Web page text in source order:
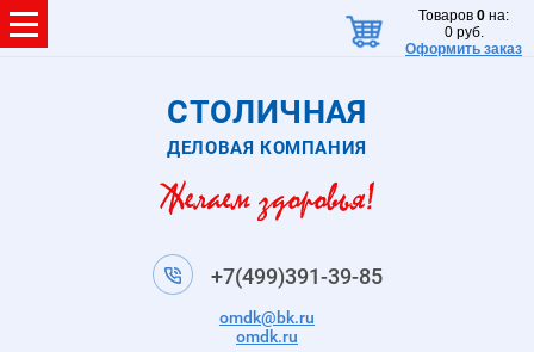
Товаров 0 на:
0руб.
Оформить заказ
СТОЛИЧНАЯ
ДЕЛОВАЯ КОМПАНИЯ
+7(499)391-39-85
omdk@bk.ru
omdk.ru